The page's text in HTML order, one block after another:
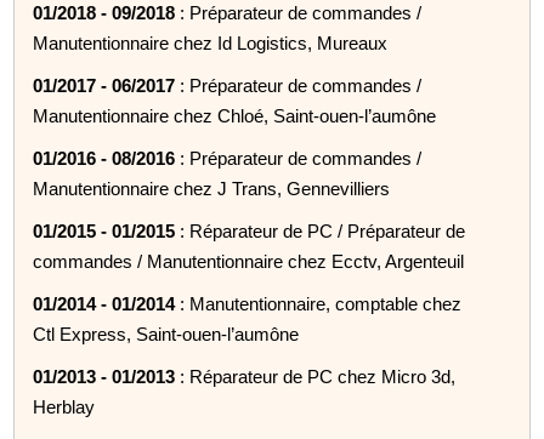
01/2018 - 09/2018 : Préparateur de commandes /
Manutentionnaire chez Id Logistics, Mureaux
01/2017 - 06/2017 : Préparateur de commandes /
Manutentionnaire chez Chloé, Saint-ouen-l’aumône
01/2016 - 08/2016 : Préparateur de commandes /
Manutentionnaire chez J Trans, Gennevilliers
01/2015 - 01/2015 : Réparateur de PC / Préparateur de
commandes / Manutentionnaire chez Ecctv, Argenteuil
01/2014 - 01/2014: Manutentionnaire, comptable chez
Ctl Express, Saint-ouen-l’aumône
01/2013 - 01/2013 : Réparateur de PC chez Micro 3d,
Herblay